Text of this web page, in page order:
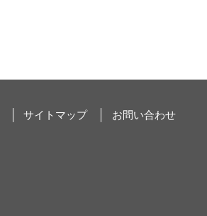
サイトマップ お問い合わせ